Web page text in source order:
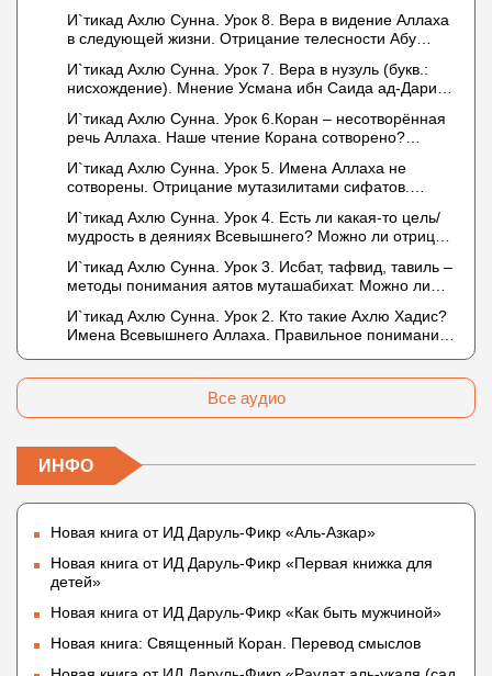
И`тикад Ахлю Сунна. Урок 8. Вера в видение Аллаха
в следующей жизни. Отрицание телесности Абу
Усмана ибн Саида ад-Дарими. Иман – это слова,
дела и познание
И`тикад Ахлю Сунна. Урок 7. Вера в нузуль (букв.:
нисхождение). Мнение Усмана ибн Саида ад-Дарими
описывается физическим движением?
И`тикад Ахлю Сунна. Урок 6.Коран – несотворённая
речь Аллаха. Наше чтение Корана сотворено?
И`тикад Ахлю Сунна. Урок 5. Имена Аллаха не
сотворены. Отрицание мутазилитами сифатов.
И`тикад Ахлю Сунна. Урок 4. Есть ли какая-то цель/
мудрость в деяниях Всевышнего? Можно ли отрицать
не пришло в Коране и Сунне? Концепция ибн
Таймийи
И`тикад Ахлю Сунна. Урок 3. Исбат, тафвид, тавиль –
методы понимания аятов муташабихат. Можно ли
Что означает утверждение сифата «биля кейфа»
(без образа)?
И`тикад Ахлю Сунна. Урок 2. Кто такие Ахлю Хадис?
Имена Всевышнего Аллаха. Правильное понимание
Все аудио
ИНФО
Новая книга от ИД Даруль-Фикр «Аль-Азкар»
Новая книга от ИД Даруль-Фикр «Первая книжка для
детей»
Новая книга от ИД Даруль-Фикр «Как быть мужчиной»
Новая книга: Священный Коран. Перевод смыслов